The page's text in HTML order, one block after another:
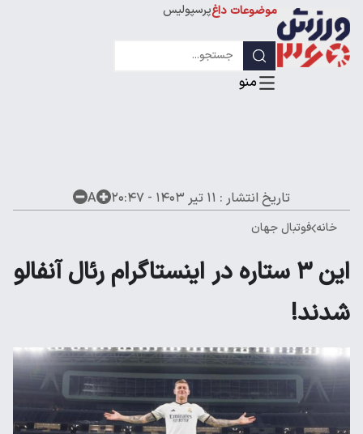
موضوعات داغپرسپولیس
لیگ قهرمانان
تاریخ انتشار : ۱۱ تیر ۱۴۰۳ - ۲۰:۴۷ A
خانه فوتبال جهان
این ۳ ستاره در اینستاگرام رئال آنفالو
شدند!